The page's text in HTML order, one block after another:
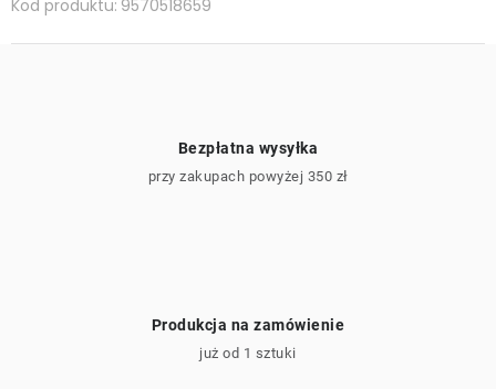
Kod produktu: 9570518659
Bezpłatna wysyłka
przy zakupach powyżej 350 zł
Produkcja na zamówienie
już od 1 sztuki